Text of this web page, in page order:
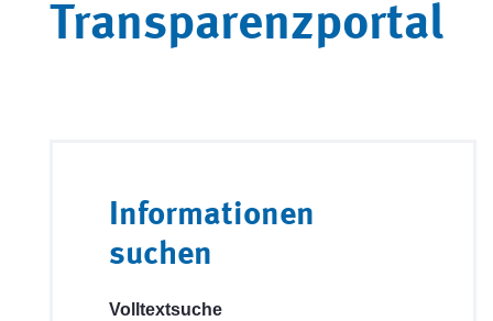
Transparenzportal
Informationen
suchen
Volltextsuche